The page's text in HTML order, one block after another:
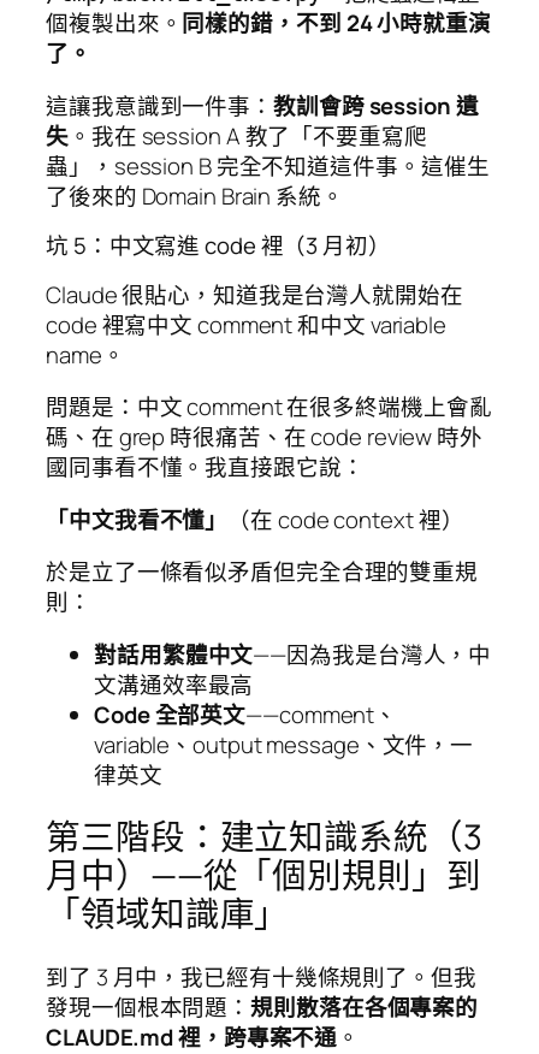
個複製出來。 同樣的錯，不到 24 小時就重演
了。
這讓我意識到一件事： 教訓會跨 session 遺
失。我在 session A 教了「不要重寫爬
蟲」，session B 完全不知道這件事。這催生
了後來的 Domain Brain 系統。
坑 5：中文寫進 code 裡（3 月初）
Claude 很貼心，知道我是台灣人就開始在
code 裡寫中文 comment 和中文 variable
name。
問題是：中文 comment 在很多終端機上會亂
碼、在 grep 時很痛苦、在 code review 時外
國同事看不懂。我直接跟它說：
「中文我看不懂」
（在 code context 裡）
於是立了一條看似矛盾但完全合理的雙重規
則：
對話用繁體中文——因為我是台灣人，中
文溝通效率最高
Code 全部英文——comment、
variable、output message、文件，一
律英文
第三階段：建立知識系統（3
月中）——從「個別規則」到
「領域知識庫」
到了 3 月中，我已經有十幾條規則了。但我
發現一個根本問題：規則散落在各個專案的
CLAUDE.md 裡，跨專案不通 。